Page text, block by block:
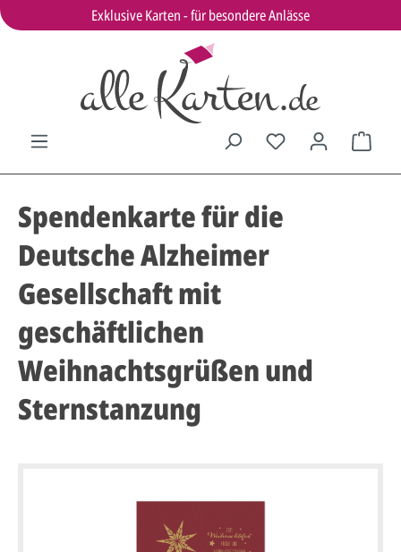
Exklusive Karten - für besondere Anlässe
Spendenkarte für die
Deutsche Alzheimer
Gesellschaft mit
geschäftlichen
Weihnachtsgrüßen und
Sternstanzung